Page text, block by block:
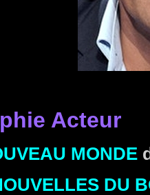
Acteur
MONDE
DU